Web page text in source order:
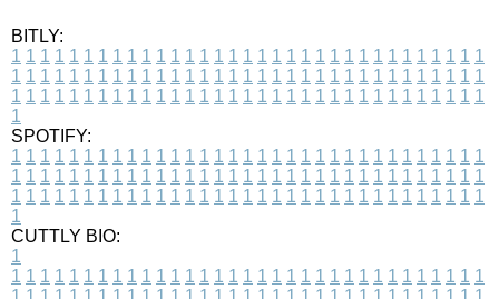
BITLY:
1 1 1 1 1 1 1 1 1 1 1 1 1 1 1 1 1 1 1 1 1 1 1 1 1 1 1 1 1 1 1 1 1
1 1 1 1 1 1 1 1 1 1 1 1 1 1 1 1 1 1 1 1 1 1 1 1 1 1 1 1 1 1 1 1 1
1 1 1 1 1 1 1 1 1 1 1 1 1 1 1 1 1 1 1 1 1 1 1 1 1 1 1 1 1 1 1 1 1
1
SPOTIFY:
1 1 1 1 1 1 1 1 1 1 1 1 1 1 1 1 1 1 1 1 1 1 1 1 1 1 1 1 1 1 1 1 1
1 1 1 1 1 1 1 1 1 1 1 1 1 1 1 1 1 1 1 1 1 1 1 1 1 1 1 1 1 1 1 1 1
1 1 1 1 1 1 1 1 1 1 1 1 1 1 1 1 1 1 1 1 1 1 1 1 1 1 1 1 1 1 1 1 1
1
CUTTLY BIO:
1
1 1 1 1 1 1 1 1 1 1 1 1 1 1 1 1 1 1 1 1 1 1 1 1 1 1 1 1 1 1 1 1 1